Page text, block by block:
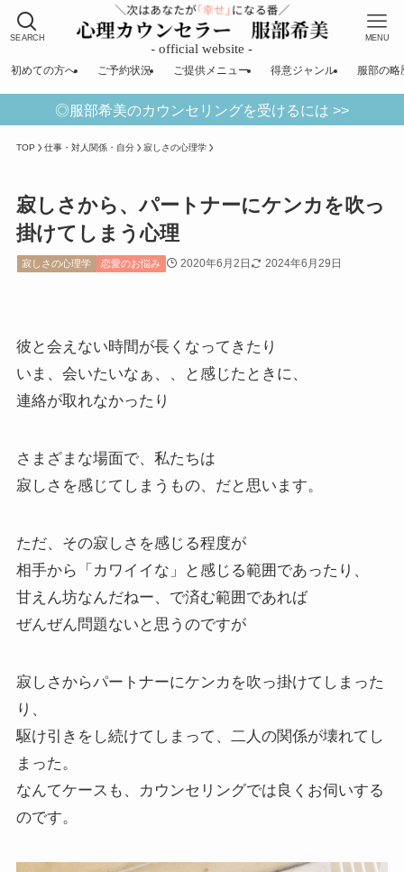
SEARCH MENU
初めての方へ ご予約状況 ご提供メニュー 得意ジャンル 服部の略
◎服部希美のカウンセリングを受けるには >>
TOP 仕事・対人関係・自分 寂しさの心理学
寂しさから、パートナーにケンカを吹っ
掛けてしまう心理
寂しさの心理学 恋愛のお悩み 2020年6月2日 2024年6月29日
彼と会えない時間が長くなってきたり
いま、会いたいなぁ、、と感じたときに、
連絡が取れなかったり
さまざまな場面で、私たちは
寂しさを感じてしまうもの、だと思います。
ただ、その寂しさを感じる程度が
相手から「カワイイな」と感じる範囲であったり、
甘えん坊なんだねー、で済む範囲であれば
ぜんぜん問題ないと思うのですが
寂しさからパートナーにケンカを吹っ掛けてしまった
り、
駆け引きをし続けてしまって、二人の関係が壊れてし
まった。
なんてケースも、カウンセリングでは良くお伺いする
のです。